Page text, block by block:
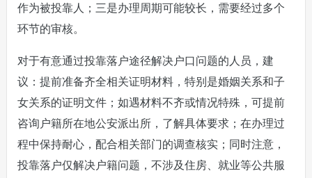
作为被投靠人；三是办理周期可能较长，需要经过多个
环节的审核。
对于有意通过投靠落户途径解决户口问题的人员，建
议：提前准备齐全相关证明材料，特别是婚姻关系和子
女关系的证明文件；如遇材料不齐或情况特殊，可提前
咨询户籍所在地公安派出所，了解具体要求；在办理过
程中保持耐心，配合相关部门的调查核实；同时注意，
投靠落户仅解决户籍问题，不涉及住房、就业等公共服